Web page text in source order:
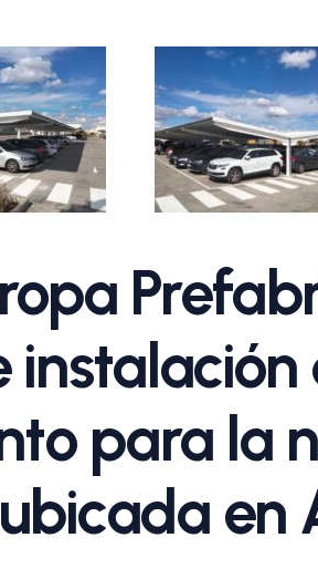
para la
en